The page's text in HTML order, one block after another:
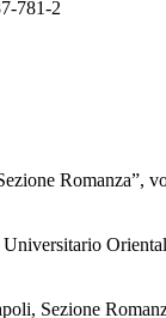
781-2
Romanza”,
Sezione